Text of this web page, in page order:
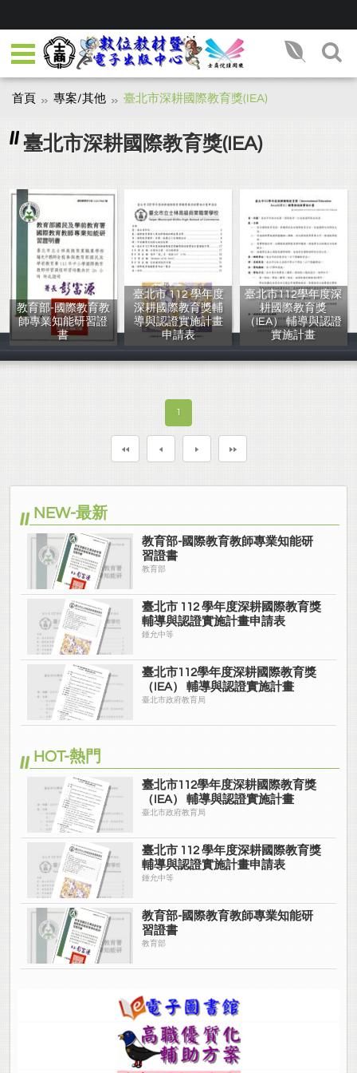
首頁 專案/其他 臺北市深耕國際教育獎(IEA)
臺北市深耕國際教育獎(IEA)
教育部-國際教育教
師專業知能研習證
書
教育部
臺北市 112 學年度
深耕國際教育獎輔
導與認證實施計畫
申請表
鍾允中等
臺北市112學年度深
耕國際教育獎
（IEA） 輔導與認證
實施計畫
臺北市政府教育
1
NEW-最新
教育部-國際教育教師專業知能研
習證書
教育部
臺北市 112 學年度深耕國際教育獎
輔導與認證實施計畫申請表
鍾允中等
臺北市112學年度深耕國際教育獎
（IEA） 輔導與認證實施計畫
臺北市政府教育局
HOT-熱門
臺北市112學年度深耕國際教育獎
（IEA） 輔導與認證實施計畫
臺北市政府教育局
臺北市 112 學年度深耕國際教育獎
輔導與認證實施計畫申請表
鍾允中等
教育部-國際教育教師專業知能研
習證書
教育部